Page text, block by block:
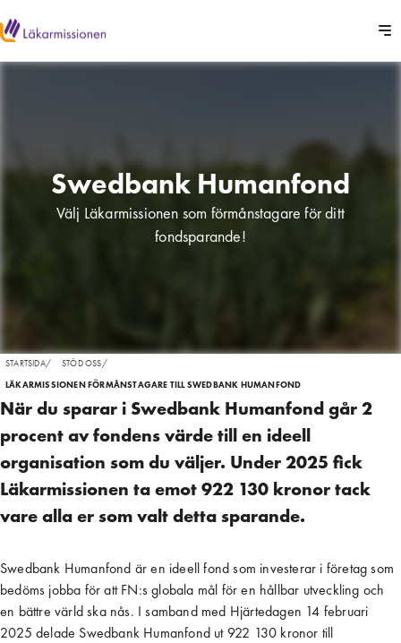
Swedbank Humanfond
Välj Läkarmissionen som förmånstagare för ditt
fondsparande!
STARTSIDA/ STÖD OSS/
LÄKARMISSIONEN FÖRMÅNSTAGARE TILL SWEDBANK HUMANFOND
När du sparar i Swedbank Humanfond går 2
procent av fondens värde till en ideell
organisation som du väljer. Under 2025 fick
Läkarmissionen ta emot 922 130 kronor tack
vare alla er som valt detta sparande.
Swedbank Humanfond är en ideell fond som investerar i företag som
bedöms jobba för att FN:s globala mål för en hållbar utveckling och
en bättre värld ska nås. I samband med Hjärtedagen 14 februari
2025 delade Swedbank Humanfond ut 922 130 kronor till